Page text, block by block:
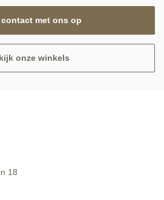
contact met ons op
onze winkels
18